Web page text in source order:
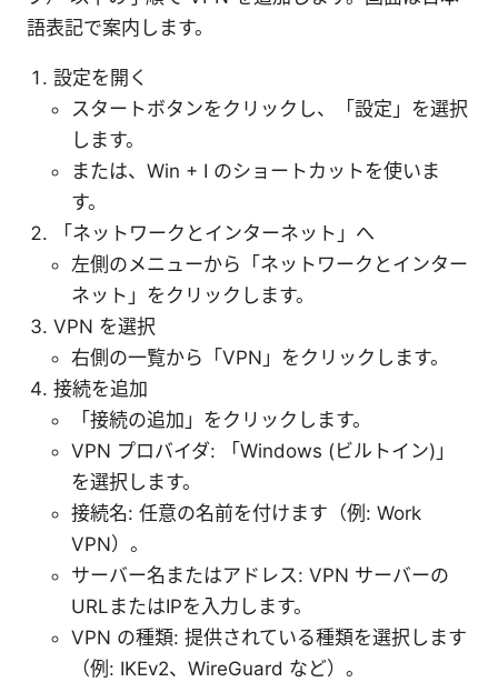
語表記で案内します。
設定を開く
スタートボタンをクリックし、「設定」を選択
します。
または、Win + I のショートカットを使いま
す。
「ネットワークとインターネット」へ
左側のメニューから「ネットワークとインター
ネット」をクリックします。
VPN を選択
右側の一覧から「VPN」をクリックします。
接続を追加
「接続の追加」をクリックします。
VPN プロバイダ: 「Windows (ビルトイン)」
を選択します。
接続名: 任意の名前を付けます（例: Work
VPN）。
サーバー名またはアドレス: VPN サーバーの
URLまたはIPを入力します。
VPN の種類: 提供されている種類を選択します
（例: IKEv2、WireGuard など）。